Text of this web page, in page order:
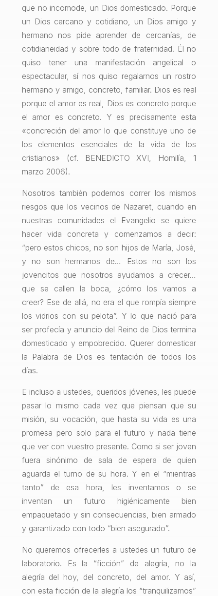
que no incomode, un Dios domesticado. Porque
un Dios cercano y cotidiano, un Dios amigo y
hermano nos pide aprender de cercanías, de
cotidianeidad y sobre todo de fraternidad. Él no
quiso tener una manifestación angelical o
espectacular, sí nos quiso regalarnos un rostro
hermano y amigo, concreto, familiar. Dios es real
porque el amor es real, Dios es concreto porque
el amor es concreto. Y es precisamente esta
«concreción del amor lo que constituye uno de
los elementos esenciales de la vida de los
cristianos» (cf. BENEDICTO XVI, Homilía, 1
marzo 2006).
Nosotros también podemos correr los mismos
riesgos que los vecinos de Nazaret, cuando en
nuestras comunidades el Evangelio se quiere
hacer vida concreta y comenzamos a decir:
“pero estos chicos, no son hijos de María, José,
y no son hermanos de… Estos no son los
jovencitos que nosotros ayudamos a crecer…
que se callen la boca, ¿cómo los vamos a
creer? Ese de allá, no era el que rompía siempre
los vidrios con su pelota”. Y lo que nació para
ser profecía y anuncio del Reino de Dios termina
domesticado y empobrecido. Querer domesticar
la Palabra de Dios es tentación de todos los
días.
E incluso a ustedes, queridos jóvenes, les puede
pasar lo mismo cada vez que piensan que su
misión, su vocación, que hasta su vida es una
promesa pero solo para el futuro y nada tiene
que ver con vuestro presente. Como si ser joven
fuera sinónimo de sala de espera de quien
aguarda el turno de su hora. Y en el “mientras
tanto” de esa hora, les inventamos o se
inventan un futuro higiénicamente bien
empaquetado y sin consecuencias, bien armado
y garantizado con todo “bien asegurado”.
No queremos ofrecerles a ustedes un futuro de
laboratorio. Es la “ficción” de alegría, no la
alegría del hoy, del concreto, del amor. Y así,
con esta ficción de la alegría los “tranquilizamos”